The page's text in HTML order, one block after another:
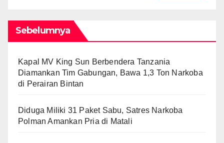
Sebelumnya
Kapal MV King Sun Berbendera Tanzania
Diamankan Tim Gabungan, Bawa 1,3 Ton Narkoba
di Perairan Bintan
Diduga Miliki 31 Paket Sabu, Satres Narkoba
Polman Amankan Pria di Matali